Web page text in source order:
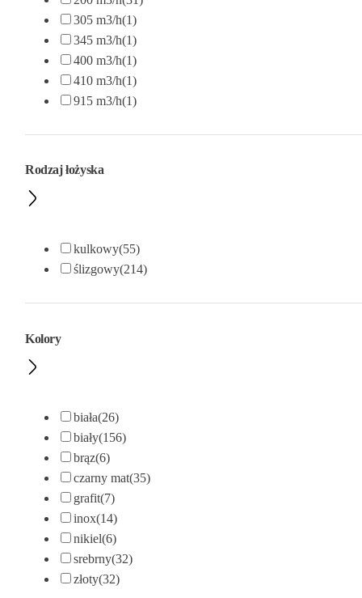
305 m3/h(1)
345 m3/h(1)
400 m3/h(1)
410 m3/h(1)
915 m3/h(1)
Rodzaj łożyska
kulkowy(55)
ślizgowy(214)
Kolory
biała(26)
biały(156)
brąz(6)
czarny mat(35)
grafit(7)
inox(14)
nikiel(6)
srebrny(32)
złoty(32)